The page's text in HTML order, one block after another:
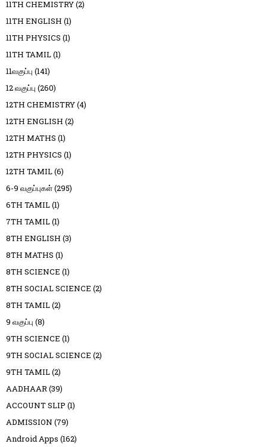
11TH CHEMISTRY(2)
11TH ENGLISH (1)
11TH PHYSICS (1)
11TH TAMIL(1)
11வகுப்பு (141)
12 வகுப்பு (260)
12TH CHEMISTRY(4)
12TH ENGLISH (2)
12TH MATHS (1)
12TH PHYSICS (1)
12TH TAMIL(6)
6-9 வகுப்புகள்(295)
6TH TAMIL(1)
7TH TAMIL(1)
8TH ENGLISH (3)
8TH MATHS (1)
8TH SCIENCE (1)
8TH SOCIAL SCIENCE (2)
8TH TAMIL(2)
9 வகுப்பு (8)
9TH SCIENCE (1)
9TH SOCIAL SCIENCE (2)
9TH TAMIL(2)
AADHAAR(39)
ACCOUNT SLIP (1)
ADMISSION (79)
Android Apps (162)